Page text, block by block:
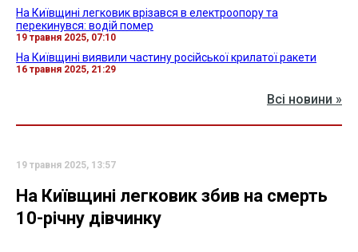
На Київщині легковик врізався в електроопору та
перекинувся: водій помер
19 травня 2025, 07:10
На Київщині виявили частину російської крилатої ракети
16 травня 2025, 21:29
Всі новини »
19 травня 2025, 13:57
На Київщині легковик збив на смерть
10-річну дівчинку